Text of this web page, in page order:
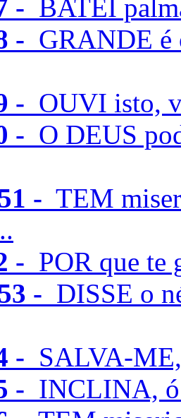
- BATEI
- GRANDE é
- OUVI isto,
- O DEUS
- TEM
- POR que te
- DISSE o
- SALVA-
- INCLINA, ó